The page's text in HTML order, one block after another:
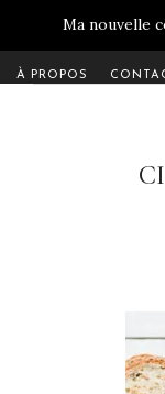
Ma nouvelle
À PROPOS